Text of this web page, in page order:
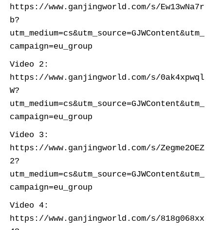
https://www.ganjingworld.com/s/Ew13wNa7r
b?
utm_medium=cs&utm_source=GJWContent&utm_
campaign=eu_group
Video 2:
https://www.ganjingworld.com/s/0ak4xpwql
W?
utm_medium=cs&utm_source=GJWContent&utm_
campaign=eu_group
Video 3:
https://www.ganjingworld.com/s/Zegme2OEZ
2?
utm_medium=cs&utm_source=GJWContent&utm_
campaign=eu_group
Video 4:
https://www.ganjingworld.com/s/818g068xx